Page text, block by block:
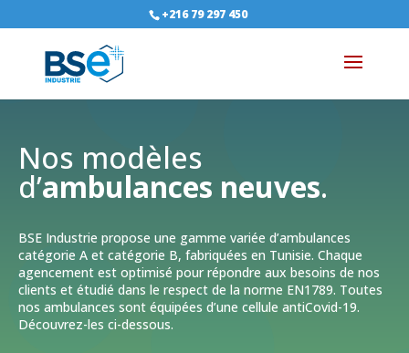
+216 79 297 450
Nos modèles
d’ambulances neuves.
BSE Industrie propose une gamme variée d’ambulances
catégorie A et catégorie B, fabriquées en Tunisie. Chaque
agencement est optimisé pour répondre aux besoins de nos
clients et étudié dans le respect de la norme EN1789. Toutes
nos ambulances sont équipées d’une cellule antiCovid-19.
Découvrez-les ci-dessous.